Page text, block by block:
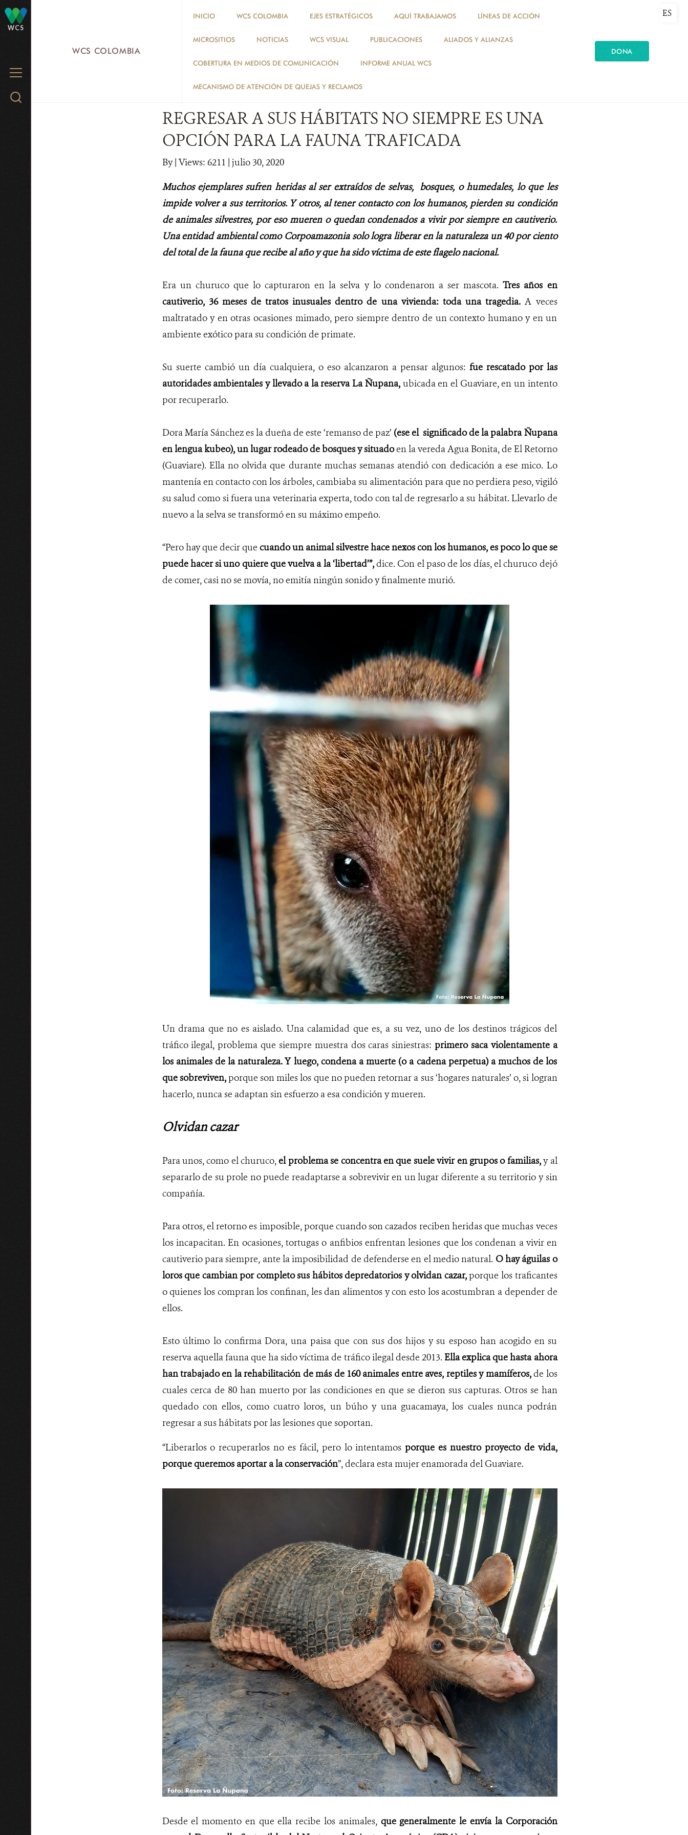
WCS
MENU
Search
WCS COLOMBIA
INICIO WCS COLOMBIA EJES ESTRATÉGICOS AQUÍ TRABAJAMOS LÍNEAS DE ACCIÓN
MICROSITIOS NOTICIAS WCS VISUAL PUBLICACIONES ALIADOS Y ALIANZAS
COBERTURA EN MEDIOS DE COMUNICACIÓN INFORME ANUAL WCS
MECANISMO DE ATENCIÓN DE QUEJAS Y RECLAMOS
DONA
ES
ESPECIES
REGRESAR A SUS HÁBITATS NO SIEMPRE ES UNA
OPCIÓN PARA LA FAUNA TRAFICADA
By| Views: 6211 | julio 30, 2020
Muchos ejemplares sufren heridas al ser extraídos de selvas, bosques, o humedales, lo que les
impide volver a sus territorios. Y otros, al tener contacto con los humanos, pierden su condición
de animales silvestres, por eso mueren o quedan condenados a vivir por siempre en cautiverio.
Una entidad ambiental como Corpoamazonia solo logra liberar en la naturaleza un 40 por ciento
del total de la fauna que recibe al año y que ha sido víctima de este flagelo nacional.
Era un churuco que lo capturaron en la selva y lo condenaron a ser mascota.Tres años en
cautiverio, 36 meses de tratos inusuales dentro de una vivienda: toda una tragedia. A veces
maltratado y en otras ocasiones mimado, pero siempre dentro de un contexto humano y en un
ambiente exótico para su condición de primate.
Su suerte cambió un día cualquiera, o eso alcanzaron a pensar algunos: fue rescatado por las
autoridades ambientales y llevado a la reserva La Ñupana,ubicada en el Guaviare, en un intento
por recuperarlo.
Dora María Sánchez es la dueña de este ‘remanso de paz’ (ese el significado de la palabra Ñupana
en lengua kubeo), un lugar rodeado de bosques y situadoen la vereda Agua Bonita, de El Retorno
(Guaviare). Ella no olvida que durante muchas semanas atendió con dedicación a ese mico. Lo
mantenía en contacto con los árboles, cambiaba su alimentación para que no perdiera peso, vigiló
su salud como si fuera una veterinaria experta, todo con tal de regresarlo a su hábitat. Llevarlo de
nuevo a la selva se transformó en su máximo empeño.
“Pero hay que decir que cuando un animal silvestre hace nexos con los humanos, es poco lo que se
puede hacer si uno quiere que vuelva a la ‘libertad’”,dice. Con el paso de los días, el churuco dejó
de comer, casi no se movía, no emitía ningún sonido y finalmente murió.
Undrama que no es aislado. Una calamidad que es, a su vez, uno de los destinos trágicos del
tráfico ilegal, problema que siempre muestra dos caras siniestras: primero saca violentamente a
los animales de la naturaleza. Y luego, condena a muerte (o a cadena perpetua) a muchos de los
que sobreviven,porque son miles los que no pueden retornar a sus ‘hogares naturales’ o, si logran
hacerlo, nunca se adaptan sin esfuerzo a esa condicióny mueren.
Olvidan cazar
Para unos, como el churuco,el problema se concentra en que suele vivir en grupos o familias,y al
separarlo de su prole no puede readaptarse a sobrevivir en un lugar diferente a su territorio y sin
compañía.
Para otros, el retorno es imposible, porque cuando son cazados reciben heridas que muchas veces
los incapacitan. En ocasiones, tortugas o anfibios enfrentan lesiones que los condenan a vivir en
cautiverio para siempre, ante la imposibilidad de defenderse en el medio natural. O hay águilas o
loros que cambian por completo sus hábitos depredatorios y olvidan cazar,porque los traficantes
o quienes los compran los confinan, les dan alimentos y con esto los acostumbran a depender de
ellos.
Esto último lo confirma Dora, una paisa que con sus dos hijos y su esposo han acogido en su
reserva aquella fauna que ha sido víctima de tráfico ilegal desde 2013. Ella explica que hasta ahora
han trabajado en la rehabilitación de más de 160 animales entre aves, reptiles y mamíferos,de los
cuales cerca de 80 han muerto por las condiciones en que se dieron sus capturas. Otros se han
quedado con ellos, como cuatro loros, un búho y una guacamaya, los cuales nunca podrán
regresar a sus hábitats por las lesiones que soportan.
“Liberarlos o recuperarlos no es fácil, pero lo intentamosporque es nuestro proyecto de vida,
porque queremos aportar a la conservación”, declara esta mujer enamoradadel Guaviare.
Desde el momento en que ella recibe los animales, que generalmente le envía la Corporación